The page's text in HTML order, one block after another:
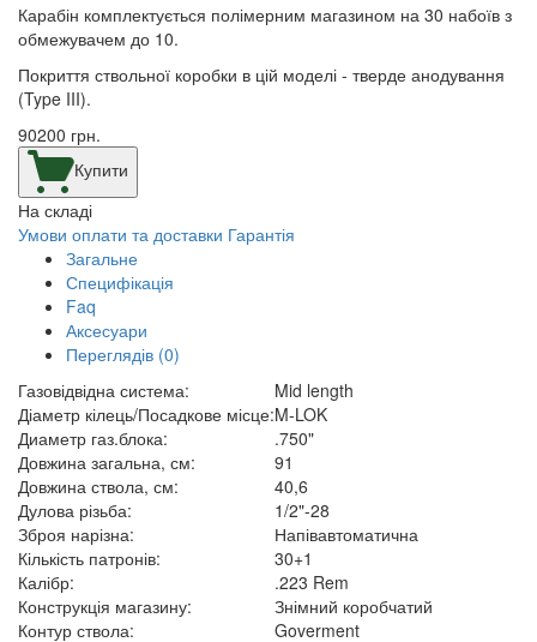
Карабін комплектується полімерним магазином на 30 набоїв з
обмежувачем до 10.
Покриття ствольної коробки в цій моделі - тверде анодування
(Type III).
90200 грн.
Купити
На складі
Умови оплати та доставки Гарантія
Загальне
Специфікація
Faq
Аксесуари
Переглядів (0)
Газовідвідна система:
Mid length
Діаметр кілець/Посадкове місце:M-LOK
Диаметр газ.блока:
.750"
Довжина загальна, см:
91
Довжина ствола, см:
40,6
Дулова різьба:
1/2"-28
Зброя нарізна:
Напівавтоматична
Кількість патронів:
30+1
Калібр:
.223 Rem
Конструкція магазину:
Знімний коробчатий
Контур ствола:
Goverment